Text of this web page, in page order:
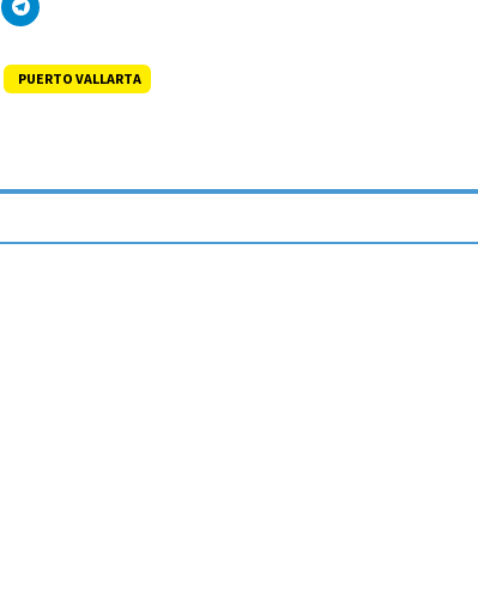
PUERTO VALLARTA